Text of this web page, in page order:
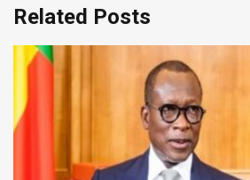
Related Posts